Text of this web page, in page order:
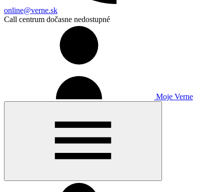
online@verne.sk
Call centrum dočasne nedostupné
Moje Verne